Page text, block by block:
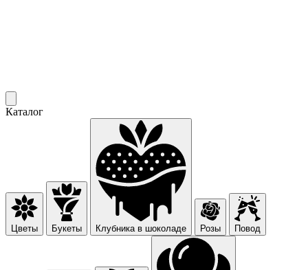
Каталог
Цветы Букеты Клубника в шоколаде Розы Повод